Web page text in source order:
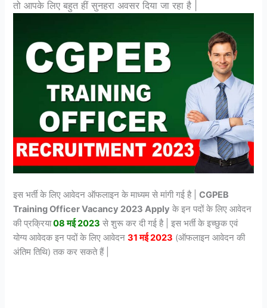
तो आपके लिए बहुत हीं सुनहरा अवसर दिया जा रहा है |
इस भर्ती के लिए आवेदन ऑफलाइन के माध्यम से मांगी गई है |CGPEB
Training OfficerVacancy 2023 Apply के इन पदों के लिए आवेदन
की प्रक्रिया08 मई 2023 से शुरू कर दी गई है | इस भर्ती के इच्छुक एवं
योग्य आवेदक इन पदों के लिए आवेदन31 मई 2023 (ऑफलाइन आवेदन की
अंतिम तिथि) तक कर सकते हैं |